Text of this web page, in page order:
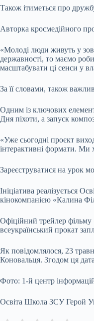
Також ітиметься про
Авторка кросмедійного
«Молоді люди живуть у
державності, то маємо
масштабувати ці сенси у
За її словами, також
Одним із ключових
Дня піхоти, а запуск
«Уже сьогодні проєкт
інтерактивні формати. Ми
Зареєструватися на урок
Ініціатива реалізується
кінокомпанією «Калина
Офіційний трейлер фільму
всеукраїнський прокат
Як повідомлялося, 23
Коновальця. Згодом ця
Фото: 1-й центр
Освіта Школа ЗСУ Герой